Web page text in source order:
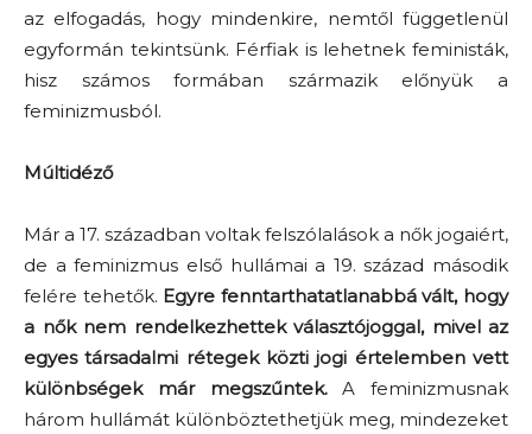
az elfogadás, hogy mindenkire, nemtől függetlenül
egyformán tekintsünk. Férfiak is lehetnek feministák,
hisz számos formában származik előnyük a
feminizmusból.
Múltidéző
Már a 17. században voltak felszólalások a nők jogaiért,
de a feminizmus első hullámai a 19. század második
felére tehetők. Egyre fenntarthatatlanabbá vált, hogy
a nők nem rendelkezhettek választójoggal, mivel az
egyes társadalmi rétegek közti jogi értelemben vett
különbségek már megszűntek.A feminizmusnak
három hullámát különböztethetjük meg, mindezeket